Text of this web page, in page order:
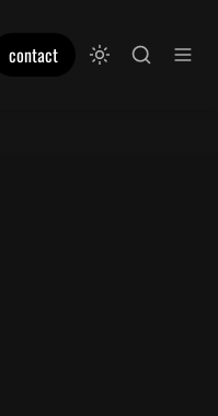
contact